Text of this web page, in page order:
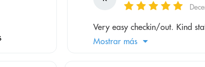
Very easy checkin/out. Kind
Mostrar más